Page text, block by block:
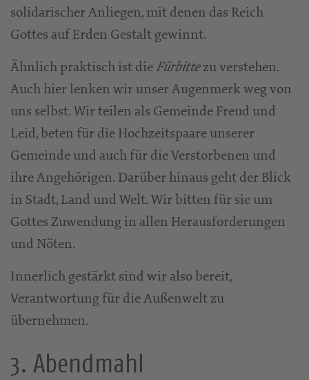
solidarischer Anliegen, mit denen das Reich
Gottes auf Erden Gestalt gewinnt.
Ähnlich praktisch ist dieFürbittezu verstehen.
Auch hier lenken wir unser Augenmerk weg von
uns selbst. Wir teilen als Gemeinde Freud und
Leid, beten für die Hochzeitspaare unserer
Gemeinde und auch für die Verstorbenen und
ihre Angehörigen. Darüber hinaus geht der Blick
in Stadt, Land und Welt. Wir bitten für sie um
Gottes Zuwendung in allen Herausforderungen
und Nöten.
Innerlich gestärkt sind wir also bereit,
Verantwortung für die Außenwelt zu
übernehmen.
3. Abendmahl